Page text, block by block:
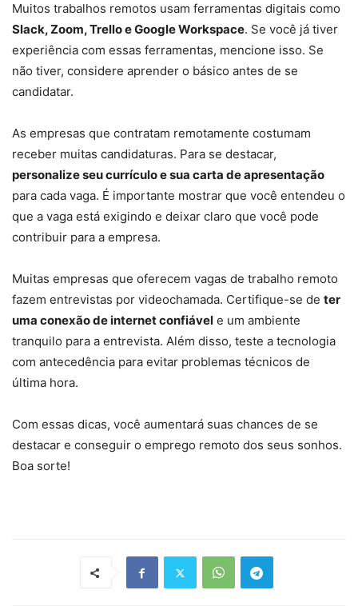
Muitos trabalhos remotos usam ferramentas digitais como
Slack, Zoom, Trello e Google Workspace. Se você já tiver
experiência com essas ferramentas, mencione isso. Se
não tiver, considere aprender o básico antes de se
candidatar.
As empresas que contratam remotamente costumam
receber muitas candidaturas. Para se destacar,
personalize seu currículo e sua carta de apresentação
para cada vaga. É importante mostrar que você entendeu o
que a vaga está exigindo e deixar claro que você pode
contribuir para a empresa.
Muitas empresas que oferecem vagas de trabalho remoto
fazem entrevistas por videochamada. Certifique-se de ter
uma conexão de internet confiável e um ambiente
tranquilo para a entrevista. Além disso, teste a tecnologia
com antecedência para evitar problemas técnicos de
última hora.
Com essas dicas, você aumentará suas chances de se
destacar e conseguir o emprego remoto dos seus sonhos.
Boa sorte!